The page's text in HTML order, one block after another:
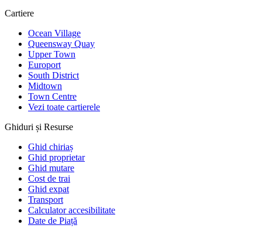
Cartiere
Ocean Village
Queensway Quay
Upper Town
Europort
South District
Midtown
Town Centre
Vezi toate cartierele
Ghiduri și Resurse
Ghid chiriaș
Ghid proprietar
Ghid mutare
Cost de trai
Ghid expat
Transport
Calculator accesibilitate
Date de Piață